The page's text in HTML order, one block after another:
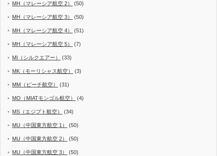
MH（マレーシア航空 2） (50)
MH（マレーシア航空 3） (50)
MH（マレーシア航空 4） (51)
MH（マレーシア航空 5） (7)
MI（シルクエアー） (33)
MK（モーリシャス航空） (3)
MM（ピーチ航空） (31)
MO（MIATモンゴル航空） (4)
MS（エジプト航空） (34)
MU（中国東方航空 1） (50)
MU（中国東方航空 2） (50)
MU（中国東方航空 3） (50)